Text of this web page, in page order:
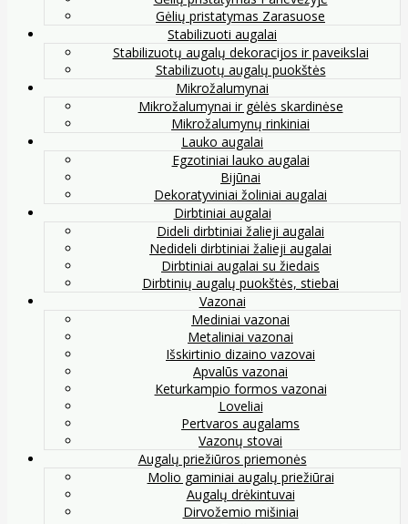
Gėlių pristatymas Zarasuose
Stabilizuoti augalai
Stabilizuotų augalų dekoracijos ir paveikslai
Stabilizuotų augalų puokštės
Mikrožalumynai
Mikrožalumynai ir gėlės skardinėse
Mikrožalumynų rinkiniai
Lauko augalai
Egzotiniai lauko augalai
Bijūnai
Dekoratyviniai žoliniai augalai
Dirbtiniai augalai
Dideli dirbtiniai žalieji augalai
Nedideli dirbtiniai žalieji augalai
Dirbtiniai augalai su žiedais
Dirbtinių augalų puokštės, stiebai
Vazonai
Mediniai vazonai
Metaliniai vazonai
Išskirtinio dizaino vazovai
Apvalūs vazonai
Keturkampio formos vazonai
Loveliai
Pertvaros augalams
Vazonų stovai
Augalų priežiūros priemonės
Molio gaminiai augalų priežiūrai
Augalų drėkintuvai
Dirvožemio mišiniai